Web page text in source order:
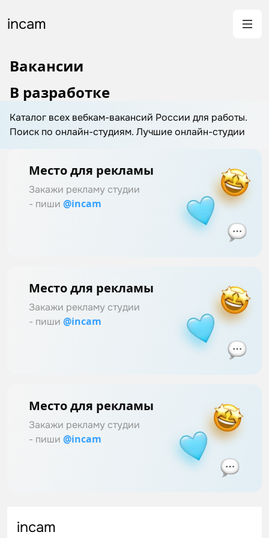
incam
Вакансии
В разработке
Каталог всех вебкам-вакансий России для работы.
Поиск по онлайн-студиям. Лучшие онлайн-студии
Место для рекламы
Закажи рекламу студии
- пиши @incam
Место для рекламы
Закажи рекламу студии
- пиши @incam
Место для рекламы
Закажи рекламу студии
- пиши @incam
incam